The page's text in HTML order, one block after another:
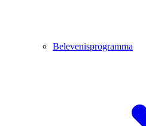
Belevenisprogramma